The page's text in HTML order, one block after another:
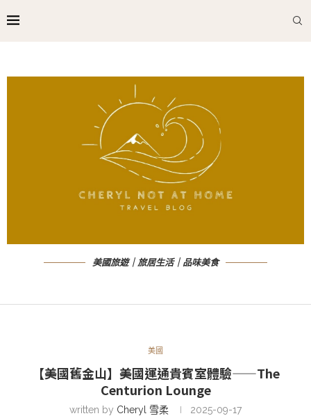
美國旅遊｜旅居生活｜品味美食
美國
【美國舊金山】美國運通貴賓室體驗——The
Centurion Lounge
written by Cheryl 雪柔 2025-09-17